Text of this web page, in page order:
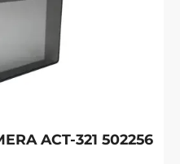
ACT-321 502256